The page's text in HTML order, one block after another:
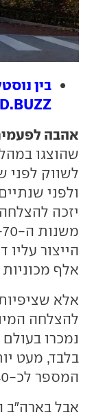
בין
אהבה
שהוצגו
לשווק
ולפני
יזכה
אלף
להצלחה
המספר לכ-40 אלף, עדיין רק שבריר מהצפי.
אבל בארה"ב